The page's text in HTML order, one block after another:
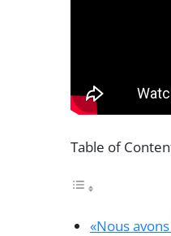
Table of
«Nous